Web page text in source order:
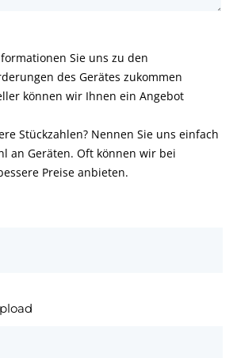
Sie uns zu den
des Gerätes zukommen
können wir Ihnen ein Angebot
Stückzahlen? Nennen Sie uns einfach
an Geräten. Oft können wir bei
Preise anbieten.